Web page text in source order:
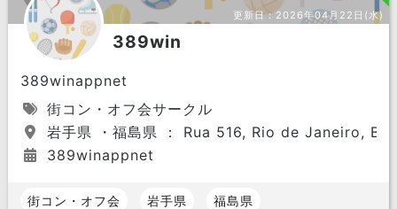
更新日：2026年04月22日(水)
389win
389winappnet
街コン・オフ会サークル
岩手県 ・福島県 ： Rua 516, Rio de Janeiro,
389winappnet
街コン・オフ会 岩手県 福島県